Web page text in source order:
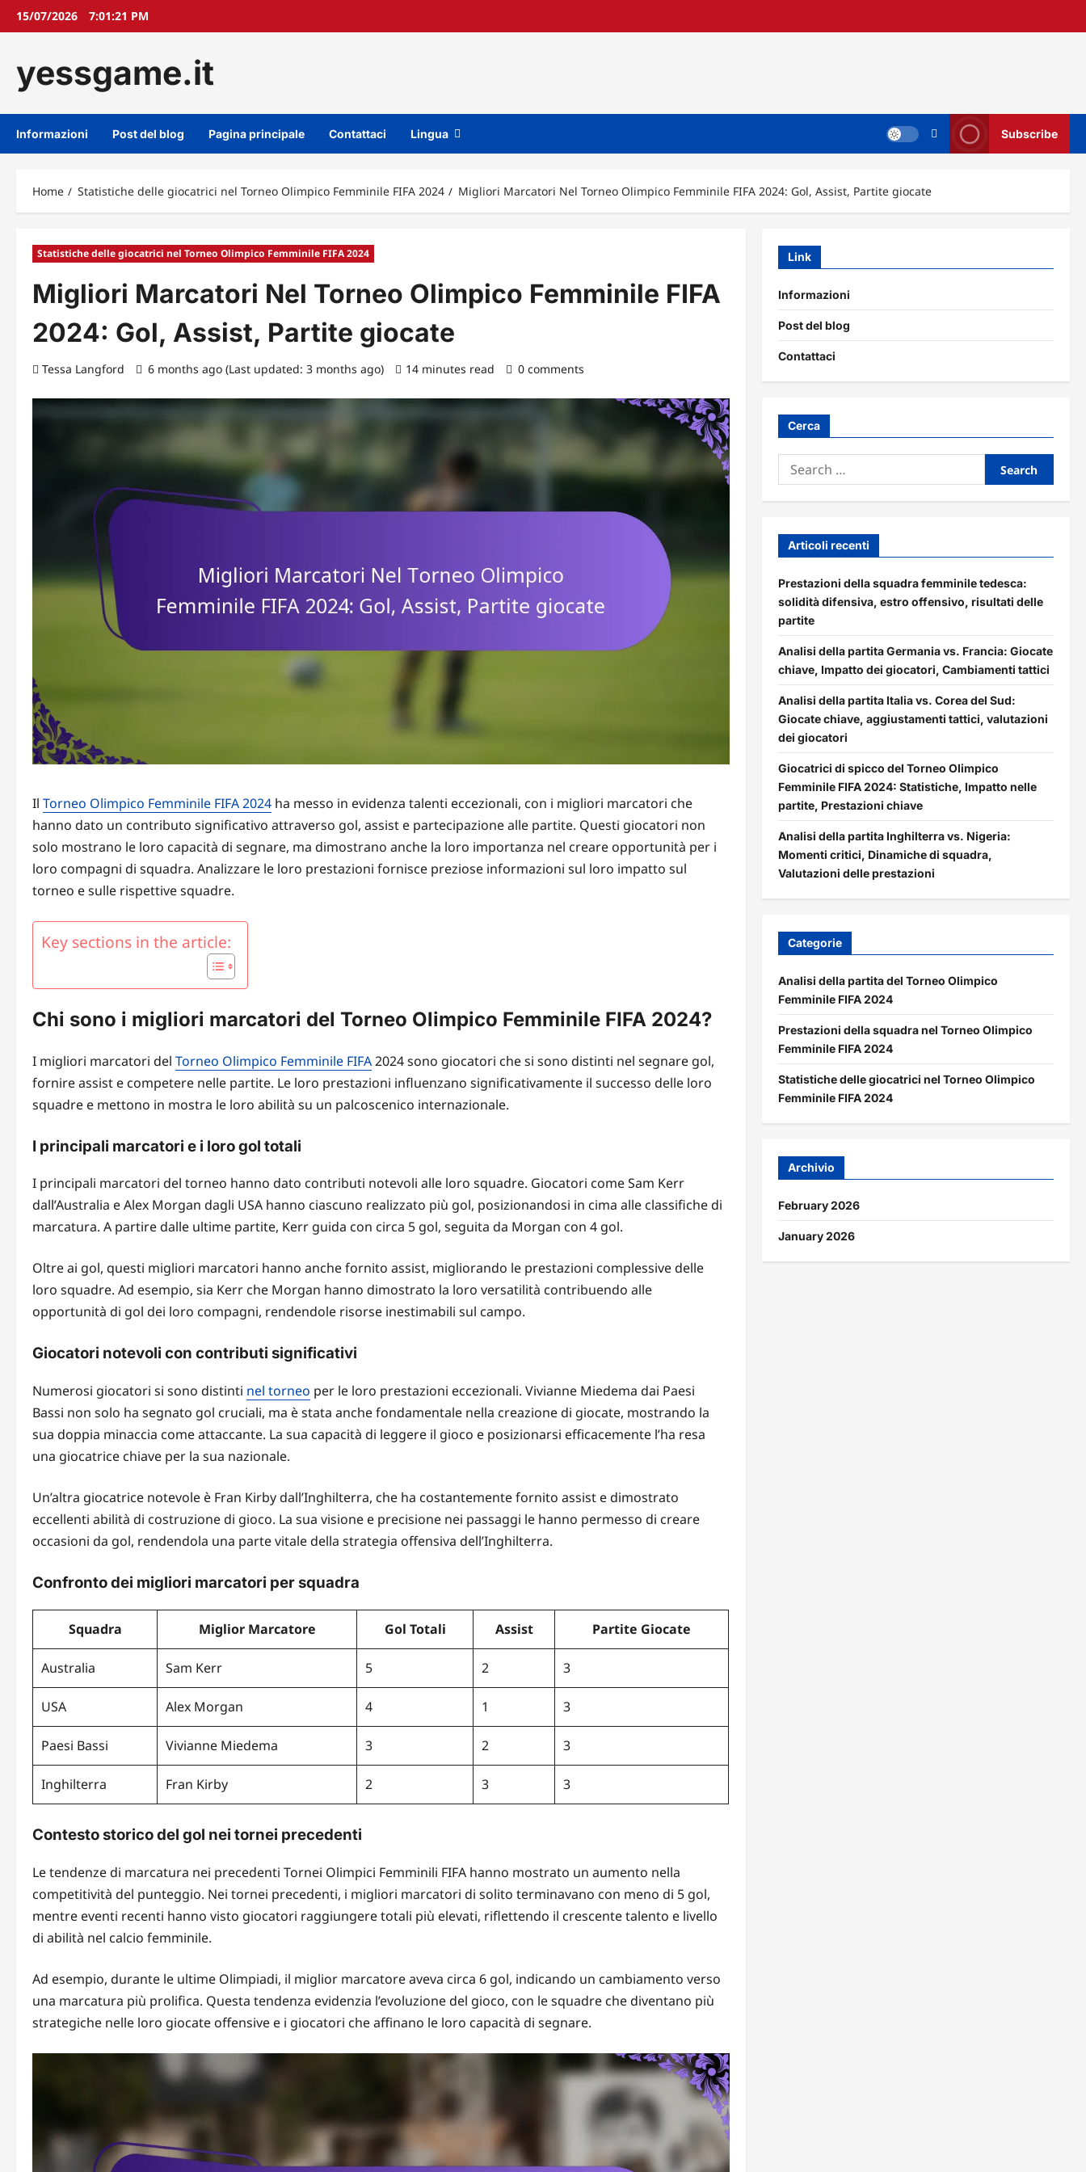
Skip15/07/2026 7:01:22 PM
yessgame.it
Informazioni Post del blog Pagina principale Contattaci Lingua Subscribe
Home Statistiche delle giocatrici nel Torneo Olimpico Femminile FIFA 2024 Migliori Marcatori Nel Torneo Olimpico Femminile FIFA 2024: Gol, Assist, Partite giocate
Statistiche delle giocatrici nel Torneo Olimpico Femminile FIFA 2024
Migliori Marcatori Nel Torneo Olimpico Femminile FIFA
2024: Gol, Assist, Partite giocate
Tessa Langford 6 months ago (Last updated: 3 months ago) 14 minutes read 0 comments
Il Torneo Olimpico Femminile FIFA 2024 ha messo in evidenza talenti eccezionali, con i migliori marcatori che
hanno dato un contributo significativo attraverso gol, assist e partecipazione alle partite. Questi giocatori non
solo mostrano le loro capacità di segnare, ma dimostrano anche la loro importanza nel creare opportunità per i
loro compagni di squadra. Analizzare le loro prestazioni fornisce preziose informazioni sul loro impatto sul
torneo e sulle rispettive squadre.
Key sections in the article:
Chi sono i migliori marcatori del Torneo Olimpico Femminile FIFA 2024?
I migliori marcatori del Torneo Olimpico Femminile FIFA2024 sono giocatori che si sono distinti nel segnare gol,
fornire assist e competere nelle partite. Le loro prestazioni influenzano significativamente il successo delle loro
squadre e mettono in mostra le loro abilità su un palcoscenico internazionale.
I principali marcatori e i loro gol totali
I principali marcatori del torneo hanno dato contributi notevoli alle loro squadre. Giocatori come Sam Kerr
dall’Australia e Alex Morgan dagli USA hanno ciascuno realizzato più gol, posizionandosi in cima alle classifiche di
marcatura. A partire dalle ultime partite, Kerr guida con circa 5 gol, seguita da Morgan con 4 gol.
Oltre ai gol, questi migliori marcatori hanno anche fornito assist, migliorando le prestazioni complessive delle
loro squadre. Ad esempio, sia Kerr che Morgan hanno dimostrato la loro versatilità contribuendo alle
opportunità di gol dei loro compagni, rendendole risorse inestimabili sul campo.
Giocatori notevoli con contributi significativi
Numerosi giocatori si sono distinti nel torneo per le loro prestazioni eccezionali. Vivianne Miedema dai Paesi
Bassi non solo ha segnato gol cruciali, ma è stata anche fondamentale nella creazione di giocate, mostrando la
sua doppia minaccia come attaccante. La sua capacità di leggere il gioco e posizionarsi efficacemente l’ha resa
una giocatrice chiave per la sua nazionale.
Un’altra giocatrice notevole è Fran Kirby dall’Inghilterra, che ha costantemente fornito assist e dimostrato
eccellenti abilità di costruzione di gioco. La sua visione e precisione nei passaggi le hanno permesso di creare
occasioni da gol, rendendola una parte vitale della strategia offensiva dell’Inghilterra.
Confronto dei migliori marcatori per squadra
Squadra Miglior Marcatore Gol Totali Assist Partite Giocate
Australia Sam Kerr 5 2 3
USA Alex Morgan 4 1 3
Paesi Bassi Vivianne Miedema 3 2 3
Inghilterra Fran Kirby 2 3 3
Contesto storico del gol nei tornei precedenti
Le tendenze di marcatura nei precedenti Tornei Olimpici Femminili FIFA hanno mostrato un aumento nella
competitività del punteggio. Nei tornei precedenti, i migliori marcatori di solito terminavano con meno di 5 gol,
mentre eventi recenti hanno visto giocatori raggiungere totali più elevati, riflettendo il crescente talento e livello
di abilità nel calcio femminile.
Ad esempio, durante le ultime Olimpiadi, il miglior marcatore aveva circa 6 gol, indicando un cambiamento verso
una marcatura più prolifica. Questa tendenza evidenzia l’evoluzione del gioco, con le squadre che diventano più
strategiche nelle loro giocate offensive e i giocatori che affinano le loro capacità di segnare.
Link
Informazioni
Post del blog
Contattaci
Cerca
Search
for:
Articoli recenti
Prestazioni della squadra femminile tedesca:
solidità difensiva, estro offensivo, risultati delle
partite
Analisi della partita Germania vs. Francia: Giocate
chiave, Impatto dei giocatori, Cambiamenti tattici
Analisi della partita Italia vs. Corea del Sud:
Giocate chiave, aggiustamenti tattici, valutazioni
dei giocatori
Giocatrici di spicco del Torneo Olimpico
Femminile FIFA 2024: Statistiche, Impatto nelle
partite, Prestazioni chiave
Analisi della partita Inghilterra vs. Nigeria:
Momenti critici, Dinamiche di squadra,
Valutazioni delle prestazioni
Categorie
Analisi della partita del Torneo Olimpico
Femminile FIFA 2024
Prestazioni della squadra nel Torneo Olimpico
Femminile FIFA 2024
Statistiche delle giocatrici nel Torneo Olimpico
Femminile FIFA 2024
Archivio
February 2026
January 2026